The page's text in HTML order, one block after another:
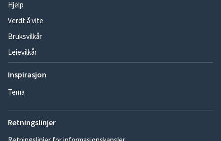
Hjelp
Verdt å vite
Bruksvilkår
Leievilkår
Inspirasjon
Tema
Retningslinjer